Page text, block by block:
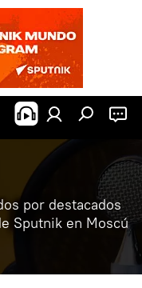
por destacados
Sputnik en Moscú